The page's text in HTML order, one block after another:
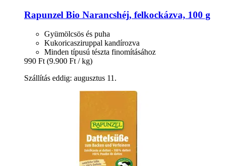
Rapunzel Bio Narancshéj, felkockázva, 100 g
Gyümölcsös és puha
Kukoricasziruppal kandírozva
Minden típusú tészta finomításához
990 Ft (9.900 Ft / kg)
Szállítás eddig: augusztus 11.